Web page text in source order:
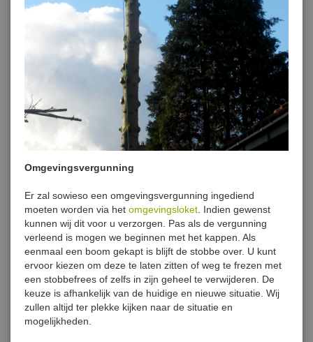
Omgevingsvergunning
Er zal sowieso een omgevingsvergunning ingediend
moeten worden via het omgevingsloket . Indien gewenst
kunnen wij dit voor u verzorgen. Pas als de vergunning
verleend is mogen we beginnen met het kappen. Als
eenmaal een boom gekapt is blijft de stobbe over. U kunt
ervoor kiezen om deze te laten zitten of weg te frezen met
een stobbefrees of zelfs in zijn geheel te verwijderen. De
keuze is afhankelijk van de huidige en nieuwe situatie. Wij
zullen altijd ter plekke kijken naar de situatie en
mogelijkheden.